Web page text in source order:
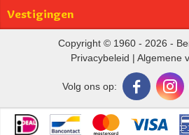
Vestigingen
Copyright © 1960 - 2026 -
Privacybeleid | Algemene
Volg ons op: